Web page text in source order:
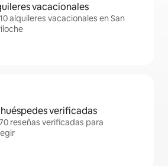
vacacionales
alquileres vacacionales en San
huéspedes verificadas
reseñas verificadas para